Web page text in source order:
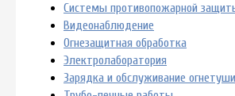
Системы противопожарной
Видеонаблюдение
Огнезащитная обработка
Электролаборатория
Зарядка и обслуживание